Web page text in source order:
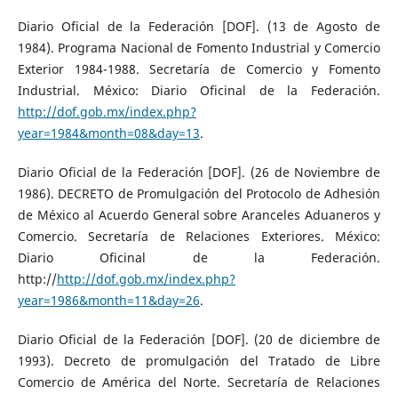
Diario Oficial de la Federación [DOF]. (13 de Agosto de
1984). Programa Nacional de Fomento Industrial y Comercio
Exterior 1984-1988. Secretaría de Comercio y Fomento
Industrial. México: Diario Oficinal de la Federación.
http://dof.gob.mx/index.php?
year=1984&month=08&day=13.
Diario Oficial de la Federación [DOF]. (26 de Noviembre de
1986). DECRETO de Promulgación del Protocolo de Adhesión
de México al Acuerdo General sobre Aranceles Aduaneros y
Comercio. Secretaría de Relaciones Exteriores. México:
Diario Oficinal de la Federación.
http://http://dof.gob.mx/index.php?
year=1986&month=11&day=26.
Diario Oficial de la Federación [DOF]. (20 de diciembre de
1993). Decreto de promulgación del Tratado de Libre
Comercio de América del Norte. Secretaría de Relaciones